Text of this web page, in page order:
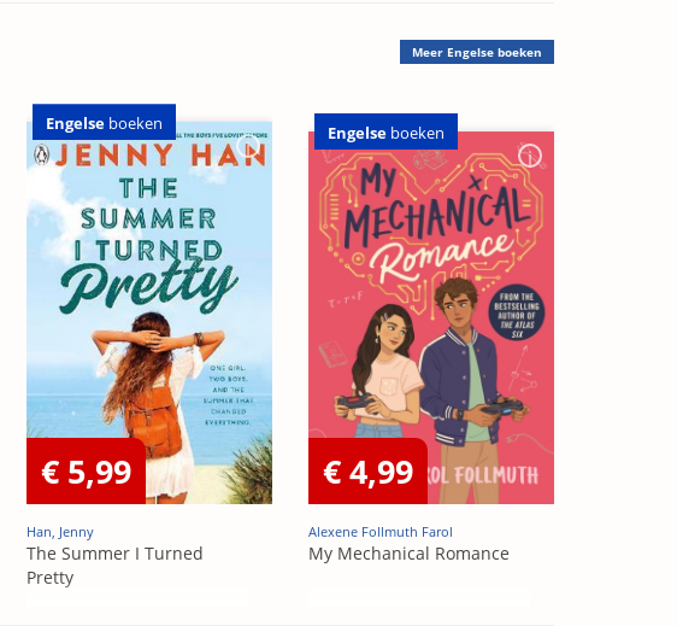
Meer Engelse boeken
Engelse boeken
€ 5,99
Han, Jenny
The Summer I Turned
Pretty
Engelse boeken
€ 4,99
Alexene Follmuth Farol
My Mechanical Romance